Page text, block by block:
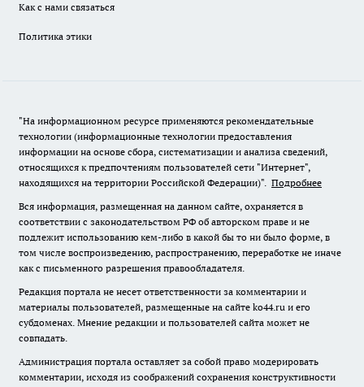
Как с нами связаться
Политика этики
"На информационном ресурсе применяются рекомендательные
технологии (информационные технологии предоставления
информации на основе сбора, систематизации и анализа сведений,
относящихся к предпочтениям пользователей сети "Интернет",
находящихся на территории Российской Федерации)". Подробнее
Вся информация, размещенная на данном сайте, охраняется в
соответствии с законодательством РФ об авторском праве и не
подлежит использованию кем-либо в какой бы то ни было форме, в
том числе воспроизведению, распространению, переработке не иначе
как с письменного разрешения правообладателя.
Редакция портала не несет ответственности за комментарии и
материалы пользователей, размещенные на сайте ko44.ru и его
субдоменах. Мнение редакции и пользователей сайта может не
совпадать.
Администрация портала оставляет за собой право модерировать
комментарии, исходя из соображений сохранения конструктивности